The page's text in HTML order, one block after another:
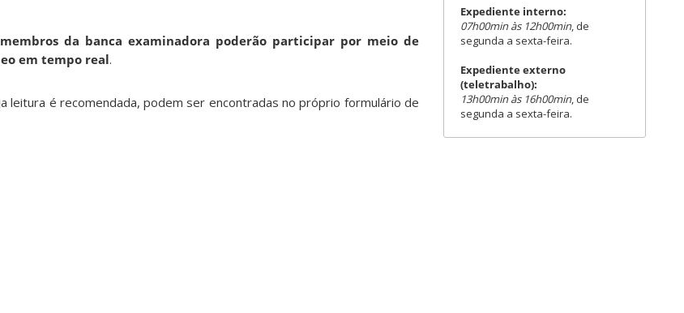
da banca examinadora poderão participar por meio de
em tempo real.
leitura é recomendada, podem ser encontradas no próprio formulário de
Expediente interno:
07h00min às 12h00min, de
segunda a sexta-feira.
Expediente externo
(teletrabalho):
13h00min às 16h00min, de
segunda a sexta-feira.